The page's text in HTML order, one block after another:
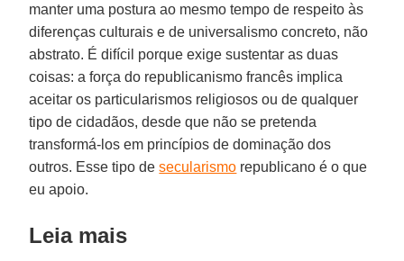
manter uma postura ao mesmo tempo de respeito às
diferenças culturais e de universalismo concreto, não
abstrato. É difícil porque exige sustentar as duas
coisas: a força do republicanismo francês implica
aceitar os particularismos religiosos ou de qualquer
tipo de cidadãos, desde que não se pretenda
transformá-los em princípios de dominação dos
outros. Esse tipo desecularismo republicano é o que
eu apoio.
Leia mais